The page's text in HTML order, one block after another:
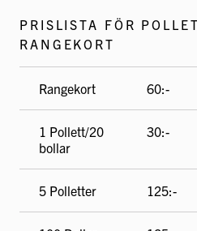
PRISLISTA FÖR
RANGEKORT
Rangekort 60:-
1 Pollett/20
bollar
30:-
5 Polletter 125:-